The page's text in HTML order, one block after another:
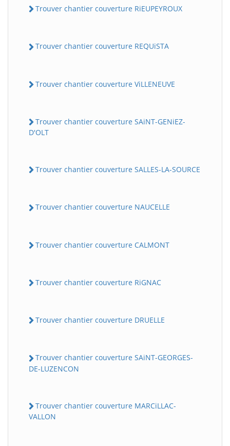
Trouver chantier couverture RiEUPEYROUX
Trouver chantier couverture REQUiSTA
Trouver chantier couverture ViLLENEUVE
Trouver chantier couverture SAiNT-GENiEZ-
D'OLT
Trouver chantier couverture SALLES-LA-SOURCE
Trouver chantier couverture NAUCELLE
Trouver chantier couverture CALMONT
Trouver chantier couverture RiGNAC
Trouver chantier couverture DRUELLE
Trouver chantier couverture SAiNT-GEORGES-
DE-LUZENCON
Trouver chantier couverture MARCiLLAC-
VALLON